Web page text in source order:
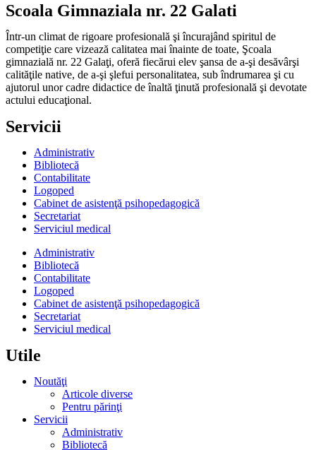
Scoala Gimnaziala nr. 22 Galati
Într-un climat de rigoare profesională şi încurajând spiritul de
competiţie care vizează calitatea mai înainte de toate, Şcoala
gimnazială nr. 22 Galaţi, oferă fiecărui elev şansa de a-şi desăvârşi
calităţile native, de a-şi şlefui personalitatea, sub îndrumarea şi cu
ajutorul unor cadre didactice de înaltă ţinută profesională şi devotate
actului educaţional.
Servicii
Administrativ
Bibliotecă
Contabilitate
Logoped
Cabinet de asistenţă psihopedagogică
Secretariat
Serviciul medical
Administrativ
Bibliotecă
Contabilitate
Logoped
Cabinet de asistenţă psihopedagogică
Secretariat
Serviciul medical
Utile
Noutăţi
Articole diverse
Pentru părinţi
Servicii
Administrativ
Bibliotecă